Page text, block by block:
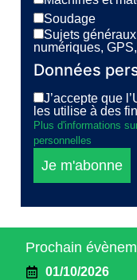
Soudage
Sujets
numériques,
Données
J’accepte que
les utilise à des
Plus d'informations
personnelles
Je m'abonne
Prochain
01/10/2026